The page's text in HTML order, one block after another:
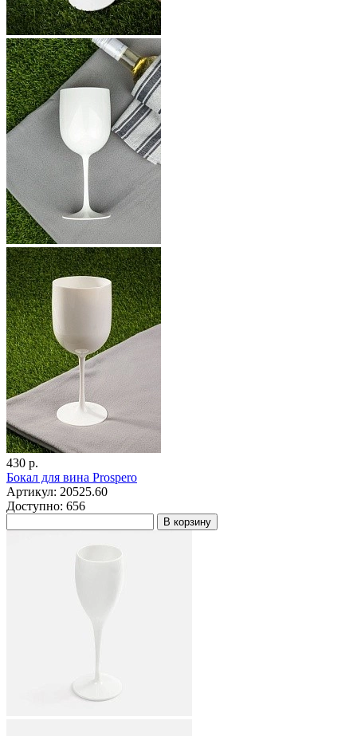
430 р.
Бокал для вина Prospero
Артикул: 20525.60
Доступно: 656
В корзину